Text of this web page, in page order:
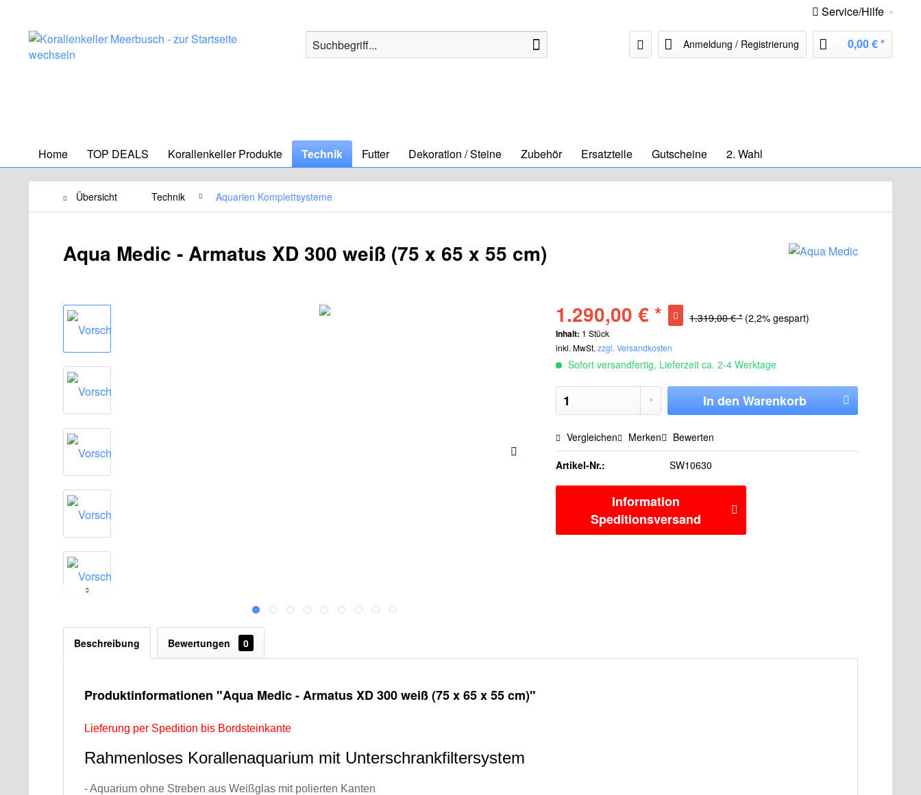
Service/Hilfe
Anmeldung / Registrierung 0,00 € *
Home TOP DEALS Korallenkeller Produkte Technik Futter Dekoration / Steine Zubehör Ersatzteile Gutscheine 2. Wahl
Übersicht Technik Aquarien Komplettsysteme
Aqua Medic - Armatus XD 300 weiß (75 x 65 x 55 cm)
1.290,00 € * 1.319,00 € * (2,2% gespart)
Inhalt: 1 Stück
inkl. MwSt.zzgl. Versandkosten
Sofort versandfertig, Lieferzeit ca. 2-4 Werktage
In den Warenkorb
Vergleichen Merken Bewerten
Artikel-Nr.: SW10630
Information
Speditionsversand
Beschreibung Bewertungen 0
Produktinformationen "Aqua Medic - Armatus XD 300 weiß (75 x 65 x 55 cm)"
Lieferung per Spedition bis Bordsteinkante
Rahmenloses Korallenaquarium mit Unterschrankfiltersystem
- Aquarium ohne Streben aus Weißglas mit polierten Kanten